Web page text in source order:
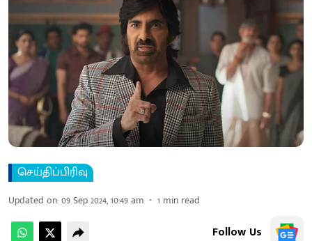
செய்திப்பிரிவு
Updated on:09 Sep 2024, 10:49 am 1 min read
Follow Us